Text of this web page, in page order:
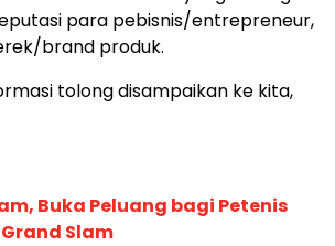
para pebisnis/entrepreneur,
brand produk.
tolong disampaikan ke kita,
Buka Peluang bagi Petenis
Slam